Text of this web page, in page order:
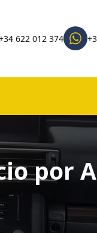
622 012 374
por